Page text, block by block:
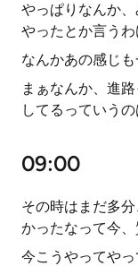
やっぱりなんか
やったとか言うわ
なんかあの感じ
まぁなんか、進
してるっていうの
09:00
その時はまだ多
かったなって今、
今こうやってや